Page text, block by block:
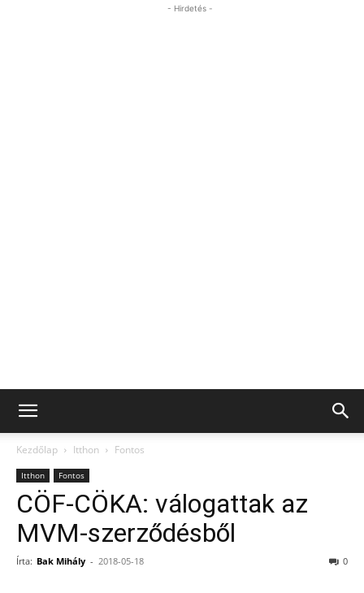
- Hirdetés -
Kezdőlap Itthon Fontos
Itthon Fontos
CÖF-CÖKA: válogattak az
MVM-szerződésből
Írta: Bak Mihály - 2018-05-18 0